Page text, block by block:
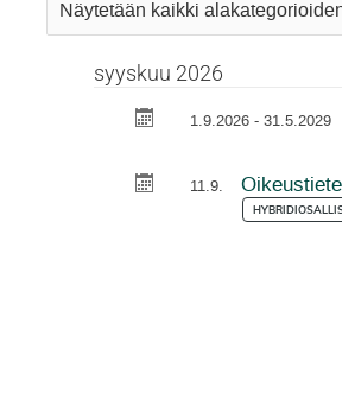
Näytetään kaikki
syyskuu 2026
1.9.2026 - 31.5.2029
11.9.